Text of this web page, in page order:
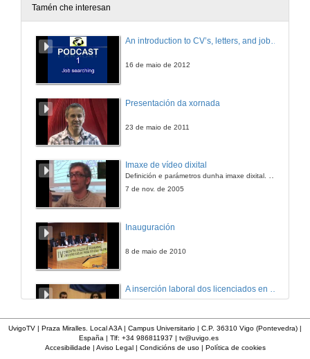
Tamén che interesan
An introduction to CV’s, letters, and job searching
16 de maio de 2012
Presentación da xornada
23 de maio de 2011
Imaxe de vídeo dixital
7 de nov. de 2005
Inauguración
8 de maio de 2010
A inserción laboral dos licenciados en Ciencias do Mar: a carreira investigadora
Apertura do acto
UvigoTV | Praza Miralles. Local A3A | Campus Universitario | C.P. 36310 Vigo (Pontevedra) |
España | Tlf: +34 986811937 | tv@uvigo.es
Accesibilidade | Aviso Legal| Condicións de uso| Política de cookies